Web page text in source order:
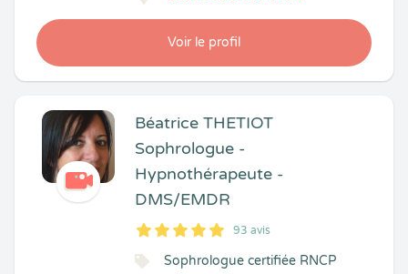
Voir le profil
Béatrice THETIOT
Sophrologue -
Hypnothérapeute -
DMS/EMDR
5
1
5
93 93 avis
Sophrologue certifiée RNCP